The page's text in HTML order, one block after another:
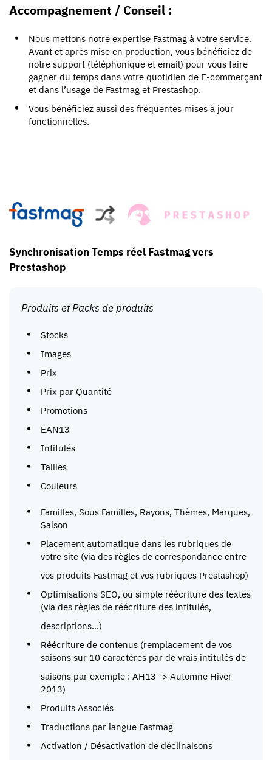
Accompagnement / Conseil :
Nous mettons notre expertise Fastmag à votre service.
Avant et après mise en production, vous bénéficiez de
notre support (téléphonique et email) pour vous faire
gagner du temps dans votre quotidien de E-commerçant
et dans l’usage de Fastmag et Prestashop.
Vous bénéficiez aussi des fréquentes mises à jour
fonctionnelles.
Synchronisation Temps réel Fastmag vers
Prestashop
Produits et Packs de produits
Stocks
Images
Prix
Prix par Quantité
Promotions
EAN13
Intitulés
Tailles
Couleurs
Familles, Sous Familles, Rayons, Thèmes, Marques,
Saison
Placement automatique dans les rubriques de
votre site (via des règles de correspondance entre
vos produits Fastmag et vos rubriques Prestashop)
Optimisations SEO, ou simple réécriture des textes
(via des règles de réécriture des intitulés,
descriptions…)
Réécriture de contenus (remplacement de vos
saisons sur 10 caractères par de vrais intitulés de
saisons par exemple : AH13 -> Automne Hiver
2013)
Produits Associés
Traductions par langue Fastmag
Activation / Désactivation de déclinaisons